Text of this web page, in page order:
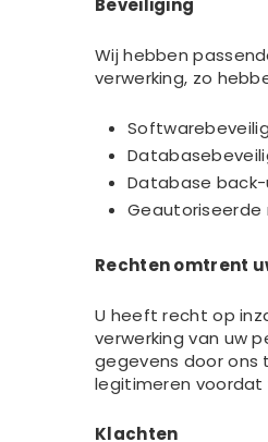
Beveiliging
Wij hebben
verwerking, zo
Database
Geautoriseerde
Rechten omtrent
U heeft recht op
verwerking van uw
gegevens door ons
legitimeren voordat
Klachten